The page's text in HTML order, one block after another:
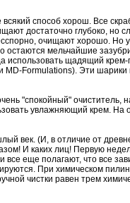
способ хорош. Все
достаточно глубоко, но
очищают хорошо. Но
остаются мельчайшие
использовать щадящий
Formulations). Эти шарики
"спокойный" очиститель,
увлажняющий крем.
век. (И, в отличие от
И каких лиц! Первую
еще полагают, что все
При химическом
чистки равен трем